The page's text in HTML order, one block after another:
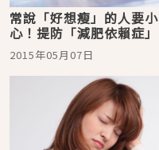
常說「好想瘦」的人要小
心！提防「減肥依賴症」
2015年05月07日